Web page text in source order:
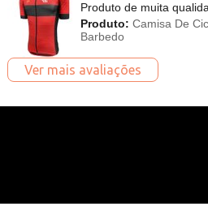
Produto de muita
Produto: Camisa De
Barbedo
Ver mais avaliações